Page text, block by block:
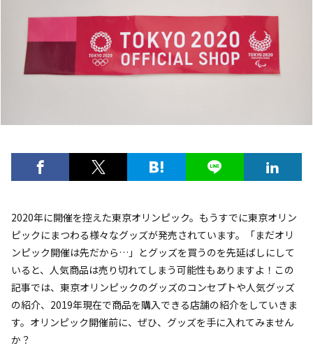
2020年に開催を控えた東京オリンピック。もうすでに東京オリン
ピックにまつわる様々なグッズが発売されています。「まだオリ
ンピック開催は先だから…」とグッズを買うのを先延ばしにして
いると、人気商品は売り切れてしまう可能性もありますよ！この
記事では、東京オリンピックのグッズのコンセプトや人気グッズ
の紹介、2019年現在で商品を購入できる店舗の紹介をしていきま
す。オリンピック開催前に、ぜひ、グッズを手に入れてみません
か？